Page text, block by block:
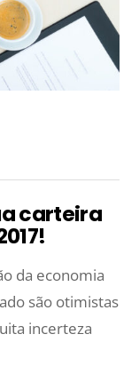
carteira
da economia
são otimistas
incerteza